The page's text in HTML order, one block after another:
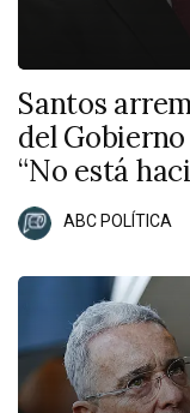
Santos
del
“No está
ABC POLÍTICA